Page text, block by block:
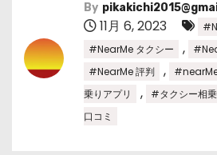
By
11月 6, 2023
#NearMe タクシー ,
#NearMe 評判 ,
乗りアプリ
, #タクシー相
口コミ